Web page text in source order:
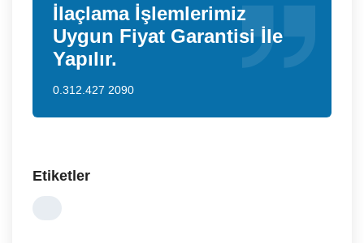
İlaçlama İşlemlerimiz
Uygun Fiyat Garantisi İle
Yapılır.
0.312.427 2090
Etiketler